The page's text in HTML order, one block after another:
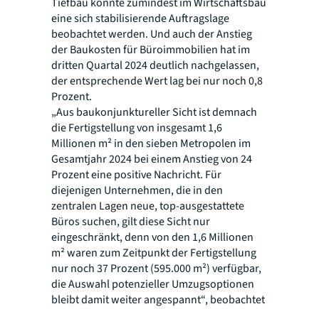
eine sich stabilisierende Auftragslage
beobachtet werden. Und auch der Anstieg
der Baukosten für Büroimmobilien hat im
dritten Quartal 2024 deutlich nachgelassen,
der entsprechende Wert lag bei nur noch 0,8
Prozent.
„Aus baukonjunktureller Sicht ist demnach
die Fertigstellung von insgesamt 1,6
Millionen m² in den sieben Metropolen im
Gesamtjahr 2024 bei einem Anstieg von 24
Prozent eine positive Nachricht. Für
diejenigen Unternehmen, die in den
zentralen Lagen neue, top-ausgestattete
Büros suchen, gilt diese Sicht nur
eingeschränkt, denn von den 1,6 Millionen
m² waren zum Zeitpunkt der Fertigstellung
nur noch 37 Prozent (595.000 m²) verfügbar,
die Auswahl potenzieller Umzugsoptionen
bleibt damit weiter angespannt“, beobachtet